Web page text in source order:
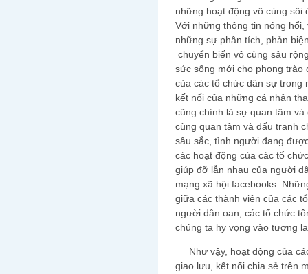
những hoạt động vô cùng sôi
Với những thông tin nóng
những sự phân tích, phản
chuyển biến vô cùng sâu
sức sống mới cho phong trào
của các tổ chức dân sự trong
kết nối của những cá nhân
cũng chính là sự quan tâm
cùng quan tâm và đấu tranh
sâu sắc, tình người đang
các hoạt động của các tổ
giúp đỡ lẫn nhau của người
mạng xã hội facebooks.
giữa các thành viên của các
người dân oan, các tổ chức
chúng ta hy vọng vào tương
Như vậy, hoạt động của
giao lưu, kết nối chia sẻ trên